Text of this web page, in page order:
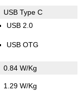
USB Type C
USB 2.0
USB OTG
0.84 W/Kg
1.29 W/Kg